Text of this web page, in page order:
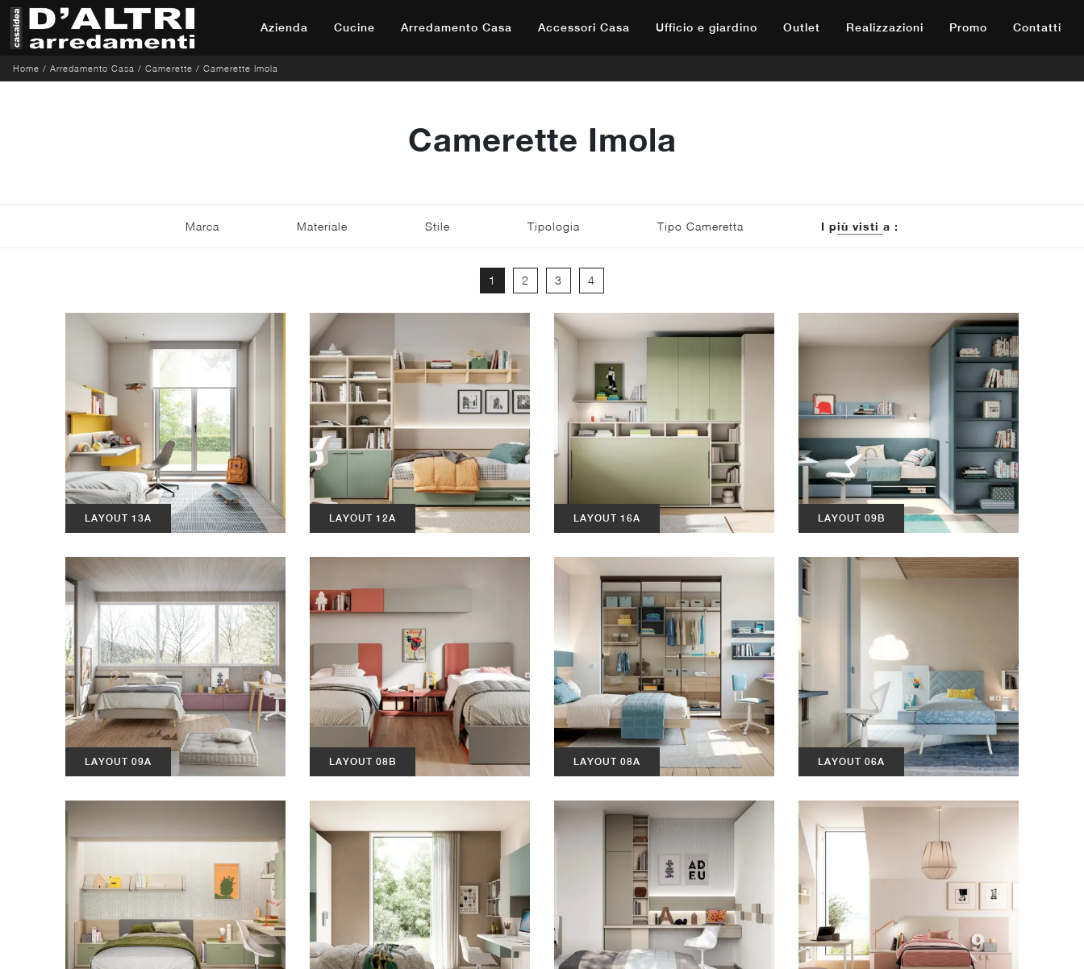
Azienda Cucine Arredamento Casa Accessori Casa Ufficio e giardino Outlet Realizzazioni Promo Contatti
Home / Arredamento Casa / Camerette / Camerette Imola
Camerette Imola
Marca Materiale Stile Tipologia Tipo Cameretta I più visti a :
1 2 3 4
LAYOUT 13A LAYOUT 12A LAYOUT 16A LAYOUT 09B
LAYOUT 09A LAYOUT 08B LAYOUT 08A LAYOUT 06A